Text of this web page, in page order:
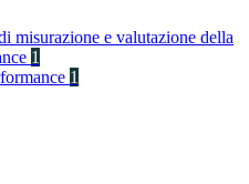
misurazione e valutazione della
1
1